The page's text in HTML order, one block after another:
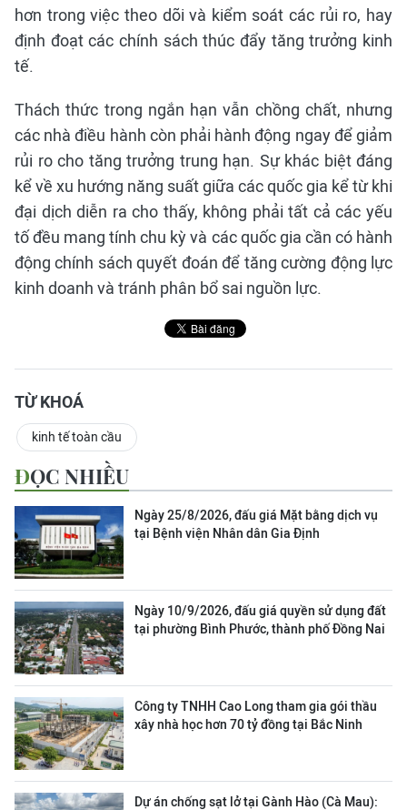
hơn trong việc theo dõi và kiểm soát các rủi ro, hay
định đoạt các chính sách thúc đẩy tăng trưởng kinh
tế.
Thách thức trong ngắn hạn vẫn chồng chất, nhưng
các nhà điều hành còn phải hành động ngay để giảm
rủi ro cho tăng trưởng trung hạn. Sự khác biệt đáng
kể về xu hướng năng suất giữa các quốc gia kể từ khi
đại dịch diễn ra cho thấy, không phải tất cả các yếu
tố đều mang tính chu kỳ và các quốc gia cần có hành
động chính sách quyết đoán để tăng cường động lực
kinh doanh và tránh phân bổ sai nguồn lực.
TỪ KHOÁ
kinh tế toàn cầu
ĐỌC NHIỀU
Ngày 25/8/2026, đấu giá Mặt bằng dịch vụ
tại Bệnh viện Nhân dân Gia Định
Ngày 10/9/2026, đấu giá quyền sử dụng đất
tại phường Bình Phước, thành phố Đồng Nai
Công ty TNHH Cao Long tham gia gói thầu
xây nhà học hơn 70 tỷ đồng tại Bắc Ninh
Dự án chống sạt lở tại Gành Hào (Cà Mau):